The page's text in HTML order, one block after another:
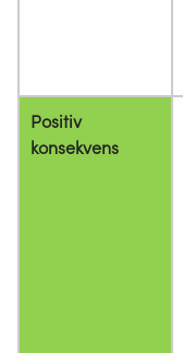
Positiv
konsekvens